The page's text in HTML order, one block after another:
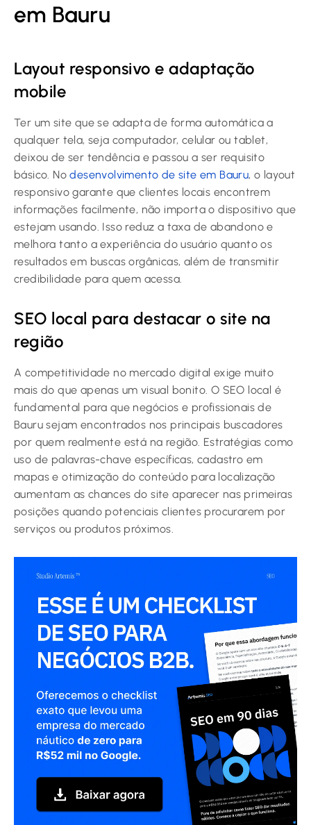
em Bauru
Layout responsivo e adaptação
mobile
Ter um site que se adapta de forma automática a
qualquer tela, seja computador, celular ou tablet,
deixou de ser tendência e passou a ser requisito
básico. Nodesenvolvimento de site em Bauru, o layout
responsivo garante que clientes locais encontrem
informações facilmente, não importa o dispositivo que
estejam usando. Isso reduz a taxa de abandono e
melhora tanto a experiência do usuário quanto os
resultados em buscas orgânicas, além de transmitir
credibilidade para quem acessa.
SEO local para destacar o site na
região
A competitividade no mercado digital exige muito
mais do que apenas um visual bonito. O SEO local é
fundamental para que negócios e profissionais de
Bauru sejam encontrados nos principais buscadores
por quem realmente está na região. Estratégias como
uso de palavras-chave específicas, cadastro em
mapas e otimização do conteúdo para localização
aumentam as chances do site aparecer nas primeiras
posições quando potenciais clientes procurarem por
serviços ou produtos próximos.